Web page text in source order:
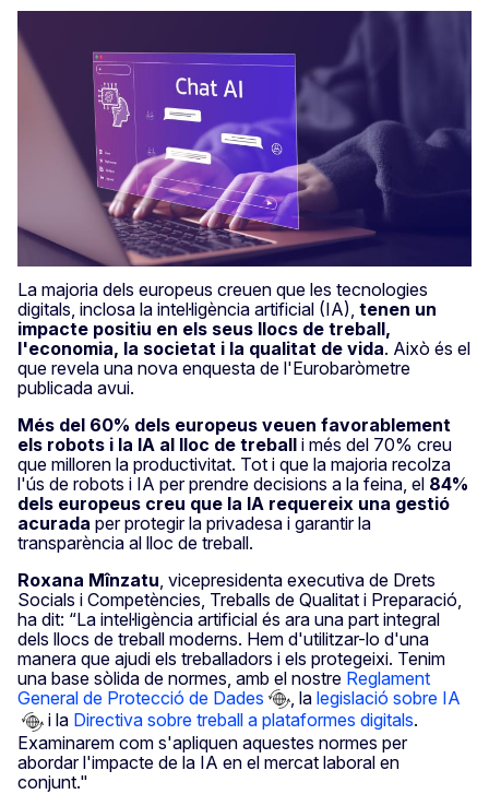
La majoria dels europeus creuen que les tecnologies
digitals, inclosa la intel·ligència artificial (IA), tenen un
impacte positiu en els seus llocs de treball,
l'economia, la societat i la qualitat de vida. Això és el
que revela una nova enquesta de l'Eurobaròmetre
publicada avui.
Més del 60% dels europeus veuen favorablement
els robots i la IA al lloc de treball i més del 70% creu
que milloren la productivitat. Tot i que la majoria recolza
l'ús de robots i IA per prendre decisions a la feina, el 84%
dels europeus creu que la IA requereix una gestió
acurada per protegir la privadesa i garantir la
transparència al lloc de treball.
Roxana Mînzatu , vicepresidenta executiva de Drets
Socials i Competències, Treballs de Qualitat i Preparació,
ha dit: “La intel·ligència artificial és ara una part integral
dels llocs de treball moderns. Hem d'utilitzar-lo d'una
manera que ajudi els treballadors i els protegeixi. Tenim
una base sòlida de normes, amb el nostre Reglament
General de Protecció de Dades
, la legislació sobre IA
i la Directiva sobre treball a plataformes digitals.
Examinarem com s'apliquen aquestes normes per
abordar l'impacte de la IA en el mercat laboral en
conjunt."